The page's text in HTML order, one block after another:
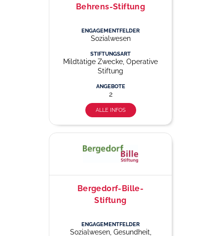
Behrens-Stiftung
ENGAGEMENTFELDER
Sozialwesen
STIFTUNGSART
Mildtätige Zwecke, Operative
Stiftung
ANGEBOTE
2
ALLE INFOS
Bergedorf-Bille-
Stiftung
ENGAGEMENTFELDER
Sozialwesen, Gesundheit,